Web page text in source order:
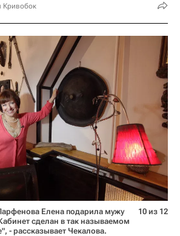
Кривобок
Елена подарила мужу
сделан в так называемом
- рассказывает Чекалова.
10 из 12